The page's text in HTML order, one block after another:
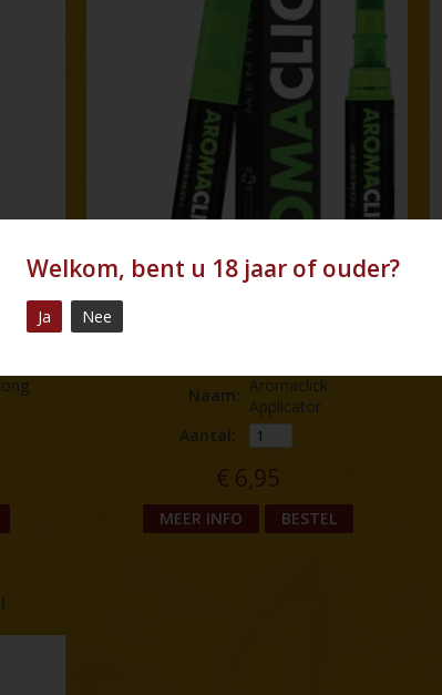
Naam: Aromaclick
Applicator
Aantal:
€ 6,95
MEER INFO BESTEL
Welkom, bent u 18 jaar of ouder?
Ja Nee